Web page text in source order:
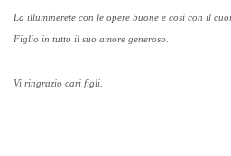
La illuminerete con le opere buone e così con il
Figlio in tutto il suo amore generoso.
Vi ringrazio cari figli.